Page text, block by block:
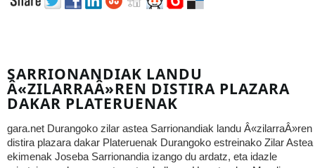
SARRIONANDIAK LANDU
Â«ZILARRAÂ»REN DISTIRA PLAZARA
DAKAR PLATERUENAK
gara.net Durangoko zilar astea Sarrionandiak landu Â«zilarraÂ»ren
distira plazara dakar Plateruenak Durangoko estreinako Zilar Astea
ekimenak Joseba Sarrionandia izango du ardatz, eta idazle